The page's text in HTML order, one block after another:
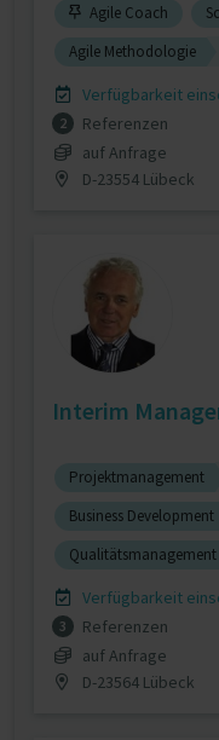
Agile Coach
Agile Methodologie
Verfügbarkeit
2
Referenzen
auf Anfrage
D-23554 Lübeck
Interim
Projektmanagement
Business Development
Verfügbarkeit
3
Referenzen
auf Anfrage
D-23564 Lübeck